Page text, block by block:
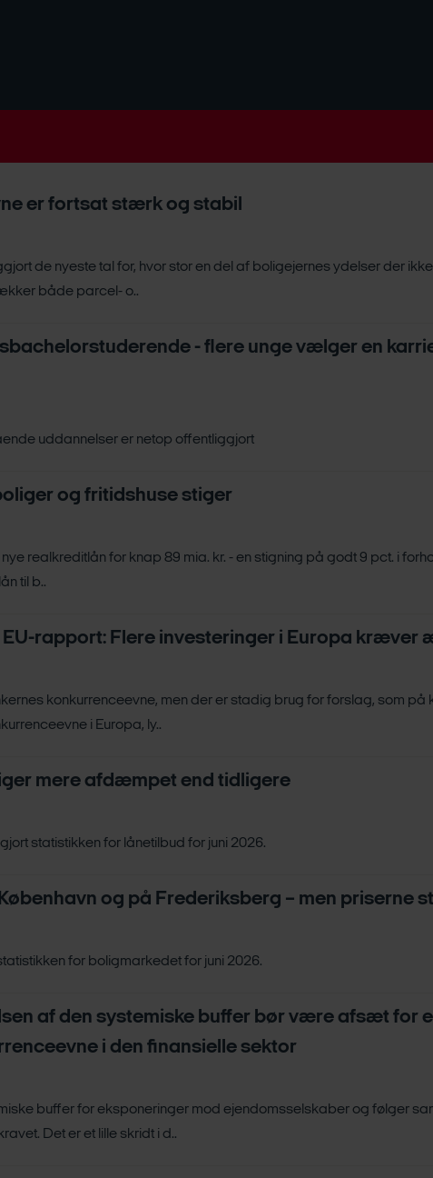
er fortsat stærk og stabil
de nyeste tal for, hvor stor en del af boligejernes ydelser der
både parcel- o..
- flere unge vælger en
uddannelser er netop offentliggjort
og fritidshuse stiger
realkreditlån for knap 89 mia. kr. - en stigning på godt 9 pct. i
til b..
rapport: Flere investeringer i Europa kræver
konkurrenceevne, men der er stadig brug for forslag, som på
i Europa, ly..
mere afdæmpet end tidligere
statistikken for lånetilbud for juni 2026.
og på Frederiksberg – men priserne
for boligmarkedet for juni 2026.
af den systemiske buffer bør være afsæt for
i den finansielle sektor
buffer for eksponeringer mod ejendomsselskaber og følger
Det er et lille skridt i d..